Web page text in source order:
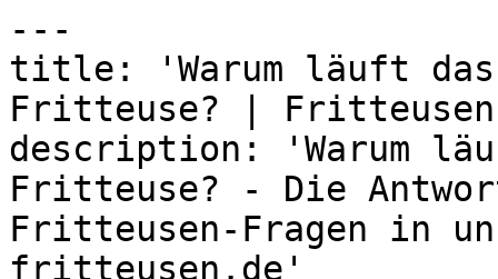
---
title: 'Warum läuft das
Fritteuse? |
description: 'Warum
Fritteuse? - Die
Fritteusen-Fragen in
fritteusen.de'